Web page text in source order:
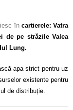
în cartierele: Vatra
de pe străzile Valea
Lung.
apa strict pentru uz
existente pentru
de distribuție.